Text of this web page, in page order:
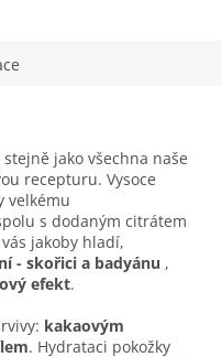
jako všechna naše
recepturu. Vysoce
velkému
s dodaným citrátem
jakoby hladí,
- skořici a badyánu ,
efekt.
kakaovým
. Hydrataci pokožky